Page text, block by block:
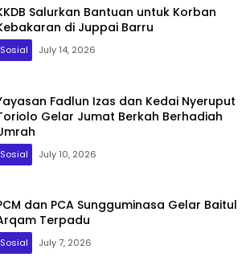
Salurkan Bantuan untuk Korban
di Juppai Barru
Sosial July 14, 2026
Fadlun Izas dan Kedai Nyeruput
Gelar Jumat Berkah Berhadiah
Sosial July 10, 2026
dan PCA Sungguminasa Gelar Baitul
Terpadu
Sosial July 7, 2026